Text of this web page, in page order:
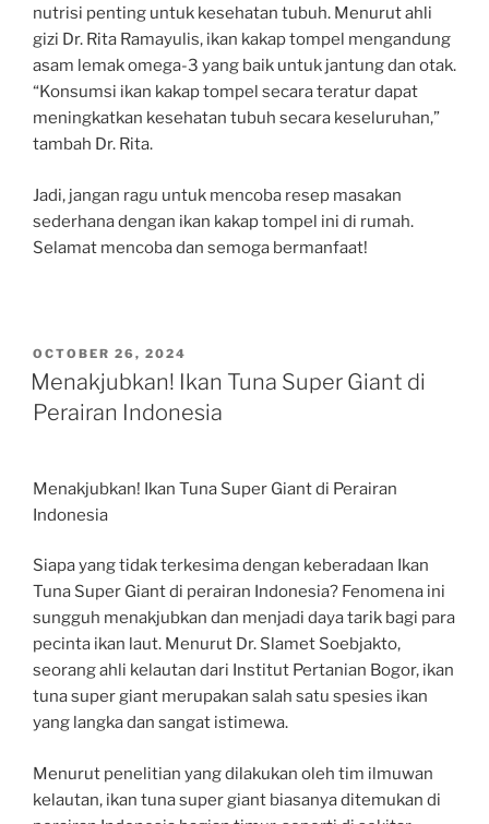
nutrisi penting untuk kesehatan tubuh. Menurut ahli
gizi Dr. Rita Ramayulis, ikan kakap tompel mengandung
asam lemak omega-3 yang baik untuk jantung dan otak.
“Konsumsi ikan kakap tompel secara teratur dapat
meningkatkan kesehatan tubuh secara keseluruhan,”
tambah Dr. Rita.
Jadi, jangan ragu untuk mencoba resep masakan
sederhana dengan ikan kakap tompel ini di rumah.
Selamat mencoba dan semoga bermanfaat!
POSTED
ON
OCTOBER 26, 2024
Menakjubkan! Ikan Tuna Super Giant di
Perairan Indonesia
Menakjubkan! Ikan Tuna Super Giant di Perairan
Indonesia
Siapa yang tidak terkesima dengan keberadaan Ikan
Tuna Super Giant di perairan Indonesia? Fenomena ini
sungguh menakjubkan dan menjadi daya tarik bagi para
pecinta ikan laut. Menurut Dr. Slamet Soebjakto,
seorang ahli kelautan dari Institut Pertanian Bogor, ikan
tuna super giant merupakan salah satu spesies ikan
yang langka dan sangat istimewa.
Menurut penelitian yang dilakukan oleh tim ilmuwan
kelautan, ikan tuna super giant biasanya ditemukan di